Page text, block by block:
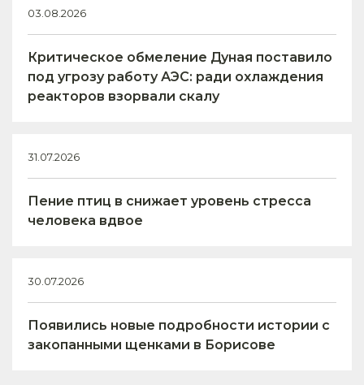
03.08.2026
Критическое обмеление Дуная поставило
под угрозу работу АЭС: ради охлаждения
реакторов взорвали скалу
31.07.2026
Пение птиц в снижает уровень стресса
человека вдвое
30.07.2026
Появились новые подробности истории с
закопанными щенками в Борисове